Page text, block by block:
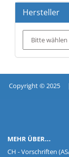
Hersteller
Copyright © 2025
MEHR ÜBER...
CH - Vorschriften